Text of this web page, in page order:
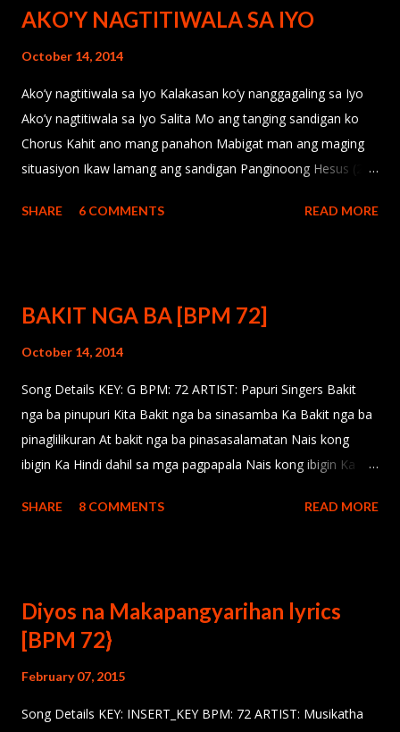
AKO'Y NAGTITIWALA SA IYO
October 14, 2014
Ako’y nagtitiwala sa Iyo Kalakasan ko’y nanggagaling sa Iyo
Ako’y nagtitiwala sa Iyo Salita Mo ang tanging sandigan ko
Chorus Kahit ano mang panahon Mabigat man ang maging
situasiyon Ikaw lamang ang sandigan Panginoong Hesus (2X)
ako’y nagkulang Salita Mo ang tanging sandigan ko (chorus
SHARE 6 COMMENTS READ MORE
BAKIT NGA BA [BPM 72]
October 14, 2014
Song Details KEY: G BPM: 72 ARTIST: Papuri Singers Bakit
nga ba pinupuri Kita Bakit nga ba sinasamba Ka Bakit nga ba
pinaglilikuran At bakit nga ba pinasasalamatan Nais kong
ibigin Ka Hindi dahil sa mga pagpapala Nais kong ibigin Ka
Ikaw Mahal kita o Diyos Wala nang iba
SHARE 8 COMMENTS READ MORE
Diyos na Makapangyarihan lyrics
[BPM 72}
February 07, 2015
Song Details KEY: INSERT_KEY BPM: 72 ARTIST: Musikatha